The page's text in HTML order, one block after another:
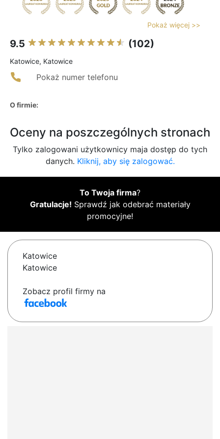
Pokaż więcej >>
9.5 (102)
Katowice, Katowice
Pokaż numer telefonu
O firmie:
Oceny na poszczególnych stronach
Tylko zalogowani użytkownicy maja dostęp do tych
danych. Kliknij, aby się zalogować.
To Twoja firma?
Gratulacje! Sprawdź jak odebrać materiały
promocyjne!
Katowice
Katowice
Zobacz profil firmy na